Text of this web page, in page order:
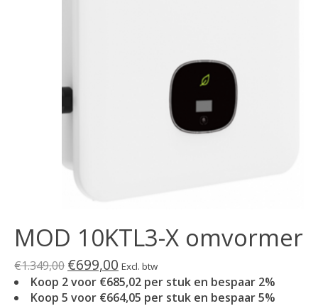
MOD 10KTL3-X omvormer
€1.349,00 €699,00 Excl. btw
Koop 2 voor €685,02 per stuk en bespaar 2%
Koop 5 voor €664,05 per stuk en bespaar 5%